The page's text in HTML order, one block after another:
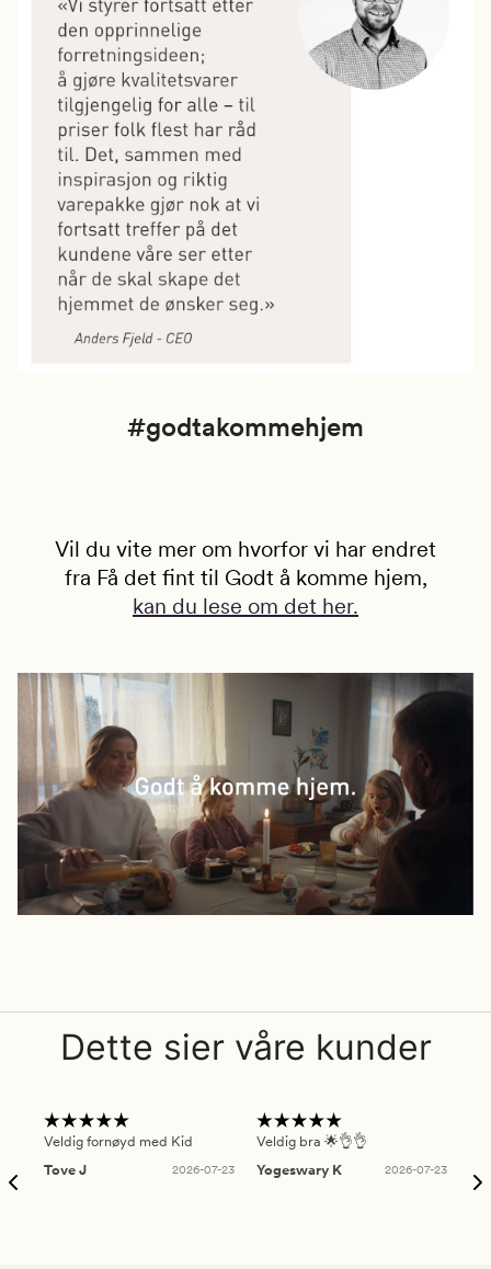
#godtakommehjem
Vil du vite mer om hvorfor vi har endret
fra Få det fint til Godt å komme hjem,
kan du lese om det her.
Dette sier våre kunder
Veldig fornøyd med Kid
Tove J
2026-07-23
Veldig bra 🌟👌👌
Yogeswary K
2026-07-23